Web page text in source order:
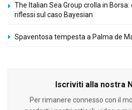
The Italian Sea Group crolla in
riflessi sul caso Bayesian
Spaventosa tempesta a Palma de
Iscriviti alla nostra
Per rimanere connesso con il